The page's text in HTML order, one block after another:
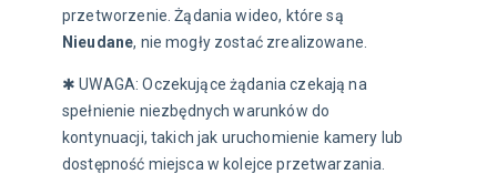
przetworzenie. Żądania wideo, które są
Nieudane, nie mogły zostać zrealizowane.
✱ UWAGA: Oczekujące żądania czekają na
spełnienie niezbędnych warunków do
kontynuacji, takich jak uruchomienie kamery lub
dostępność miejsca w kolejce przetwarzania.